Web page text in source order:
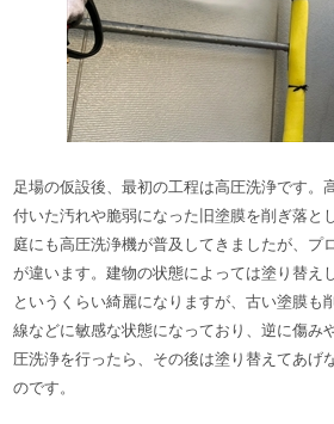
足場の仮設後、最初の工程は高圧洗浄です。
付いた汚れや脆弱になった旧塗膜を削ぎ落と
庭にも高圧洗浄機が普及してきましたが、プ
が違います。建物の状態によっては塗り替え
というくらい綺麗になりますが、古い塗膜も
線などに敏感な状態になっており、逆に傷み
圧洗浄を行ったら、 その後は塗り替えてあげ
のです。